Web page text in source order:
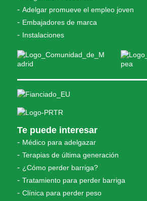
Adelgar promueve el empleo joven
Embajadores de marca
Instalaciones
Te puede interesar
Médico para adelgazar
Terapias de última generación
¿Cómo perder barriga?
Tratamiento para perder barriga
Clínica para perder peso